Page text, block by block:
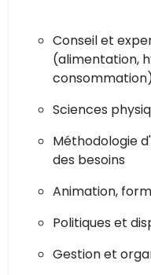
Conseil et
(alimentation,
Sciences
Méthodologie
des besoins
Animation,
Politiques et
Gestion et